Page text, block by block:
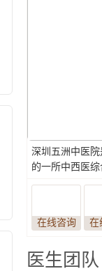
深圳五洲中医
的一所中西医
在线咨询 在
医生团队